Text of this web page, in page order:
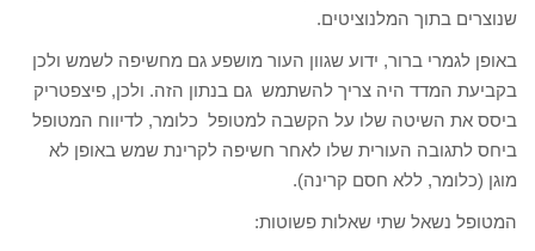
שנוצרים בתוך המלנוציטים.
באופן לגמרי ברור, ידוע שגוון העור מושפע גם מחשיפה לשמש ולכן
בקביעת המדד היה צריך להשתמש גם בנתון הזה. ולכן, פיצפטריק
ביסס את השיטה שלו על הקשבה למטופל כלומר, לדיווח המטופל
ביחס לתגובה העורית שלו לאחר חשיפה לקרינת שמש באופן לא
מוגן (כלומר, ללא חסם קרינה).
המטופל נשאל שתי שאלות פשוטות: